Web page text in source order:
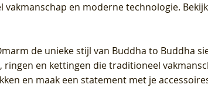
en moderne technologie.
de unieke stijl van Buddha to Buddha
en kettingen die traditioneel
en maak een statement met je